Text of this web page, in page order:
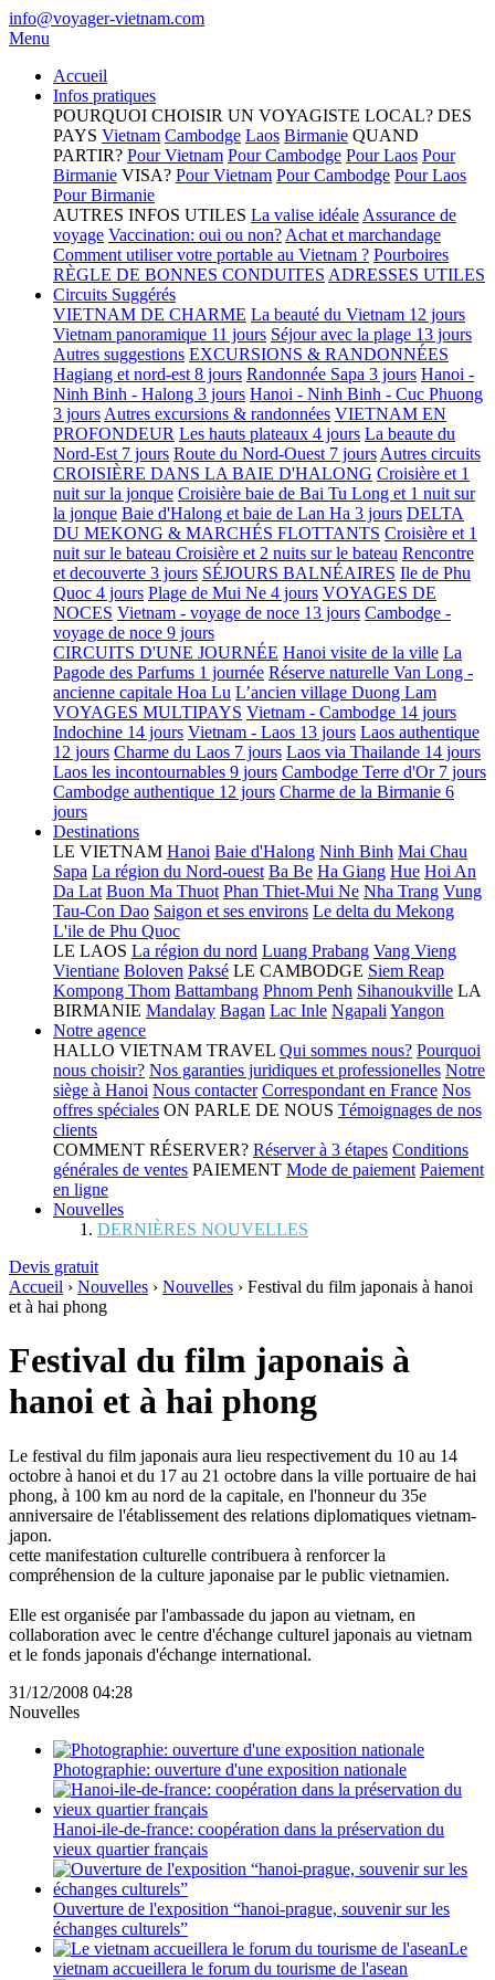
info@voyager-vietnam.com
Menu
Accueil
Infos pratiques
POURQUOI CHOISIR UN VOYAGISTE LOCAL? DES
PAYS Vietnam Cambodge Laos Birmanie QUAND
PARTIR? Pour Vietnam Pour Cambodge Pour Laos Pour
Birmanie VISA? Pour Vietnam Pour Cambodge Pour Laos
Pour Birmanie
AUTRES INFOS UTILES La valise idéale Assurance de
voyage Vaccination: oui ou non? Achat et marchandage
Comment utiliser votre portable au Vietnam ? Pourboires
RÈGLE DE BONNES CONDUITES ADRESSES UTILES
Circuits Suggérés
VIETNAM DE CHARME La beauté du Vietnam 12 jours
Vietnam panoramique 11 jours Séjour avec la plage 13 jours
Autres suggestions EXCURSIONS & RANDONNÉES
Hagiang et nord-est 8 jours Randonnée Sapa 3 jours Hanoi -
Ninh Binh - Halong 3 jours Hanoi - Ninh Binh - Cuc Phuong
3 jours Autres excursions & randonnées VIETNAM EN
PROFONDEUR Les hauts plateaux 4 jours La beaute du
Nord-Est 7 jours Route du Nord-Ouest 7 jours Autres circuits
CROISIÈRE DANS LA BAIE D'HALONG Croisière et 1
nuit sur la jonque Croisière baie de Bai Tu Long et 1 nuit sur
la jonque Baie d'Halong et baie de Lan Ha 3 jours DELTA
DU MEKONG & MARCHÉS FLOTTANTS Croisière et 1
nuit sur le bateau Croisière et 2 nuits sur le bateau Rencontre
et decouverte 3 jours SÉJOURS BALNÉAIRES Ile de Phu
Quoc 4 jours Plage de Mui Ne 4 jours VOYAGES DE
NOCES Vietnam - voyage de noce 13 jours Cambodge -
voyage de noce 9 jours
CIRCUITS D'UNE JOURNÉE Hanoi visite de la ville La
Pagode des Parfums 1 journée Réserve naturelle Van Long -
ancienne capitale Hoa Lu L’ancien village Duong Lam
VOYAGES MULTIPAYS Vietnam - Cambodge 14 jours
Indochine 14 jours Vietnam - Laos 13 jours Laos authentique
12 jours Charme du Laos 7 jours Laos via Thailande 14 jours
Laos les incontournables 9 jours Cambodge Terre d'Or 7 jours
Cambodge authentique 12 jours Charme de la Birmanie 6
jours
Destinations
LE VIETNAM Hanoi Baie d'Halong Ninh Binh Mai Chau
Sapa La région du Nord-ouest Ba Be Ha Giang Hue Hoi An
Da Lat Buon Ma Thuot Phan Thiet-Mui Ne Nha Trang Vung
Tau-Con Dao Saigon et ses environs Le delta du Mekong
L'ile de Phu Quoc
LE LAOS La région du nord Luang Prabang Vang Vieng
Vientiane Boloven Paksé LE CAMBODGE Siem Reap
Kompong Thom Battambang Phnom Penh Sihanoukville LA
BIRMANIE Mandalay Bagan Lac Inle Ngapali Yangon
Notre agence
HALLO VIETNAM TRAVEL Qui sommes nous? Pourquoi
nous choisir? Nos garanties juridiques et professionelles Notre
siège à Hanoi Nous contacter Correspondant en France Nos
offres spéciales ON PARLE DE NOUS Témoignages de nos
clients
COMMENT RÉSERVER? Réserver à 3 étapes Conditions
générales de ventes PAIEMENT Mode de paiement Paiement
en ligne
Nouvelles
DERNIÈRES NOUVELLES
Devis gratuit
Accueil › Nouvelles › Nouvelles › Festival du film japonais à hanoi
et à hai phong
Festival du film japonais à
hanoi et à hai phong
Le festival du film japonais aura lieu respectivement du 10 au 14
octobre à hanoi et du 17 au 21 octobre dans la ville portuaire de hai
phong, à 100 km au nord de la capitale, en l'honneur du 35e
anniversaire de l'établissement des relations diplomatiques vietnam-
japon.
cette manifestation culturelle contribuera à renforcer la
compréhension de la culture japonaise par le public vietnamien.
Elle est organisée par l'ambassade du japon au vietnam, en
collaboration avec le centre d'échange culturel japonais au vietnam
et le fonds japonais d'échange international.
31/12/2008 04:28
Nouvelles
Photographie: ouverture d'une exposition nationale
Hanoi-ile-de-france: coopération dans la préservation du
vieux quartier français
Ouverture de l'exposition “hanoi-prague, souvenir sur les
échanges culturels”
Le
vietnam accueillera le forum du tourisme de l'asean